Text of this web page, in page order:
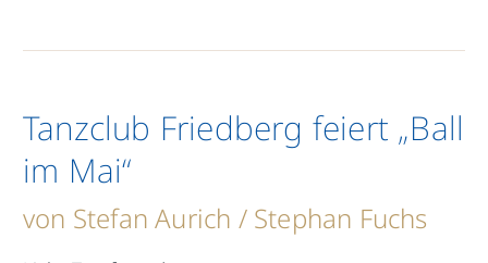
Tanzclub Friedberg feiert „Ball
im Mai“
von Stefan Aurich / Stephan Fuchs